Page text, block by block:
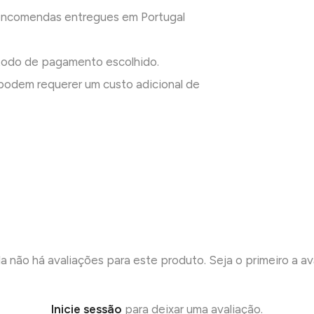
entregues em Portugal
de pagamento escolhido.
requerer um custo adicional de
não há avaliações para este produto. Seja o primeiro a
Inicie sessão para deixar uma avaliação.